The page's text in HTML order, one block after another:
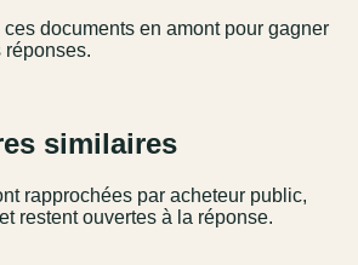
documents en amont pour gagner
réponses.
similaires
rapprochées par acheteur public,
restent ouvertes à la réponse.